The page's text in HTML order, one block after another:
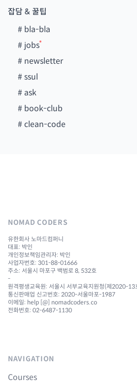
잡담 & 꿀팁
# bla-bla
# jobs
# newsletter
#ssul
# ask
# book-club
#clean-code
NOMAD CODERS
유한회사 노마드컴퍼니
대표: 박인
개인정보책임관리자: 박인
사업자번호: 301-88-01666
주소: 서울시 마포구 백범로 8, 532호
-
원격평생교육원: 서울시 서부교육지원청(제2020-13
통신판매업 신고번호: 2020-서울마포-1987
이메일: help [@] nomadcoders.co
전화번호: 02-6487-1130
NAVIGATION
Courses